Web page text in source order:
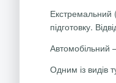
Екстремальний
підготовку.
Автомобільний
Одним із видів